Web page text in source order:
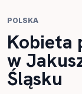
POLSKA
Kobieta
w
Śląsku